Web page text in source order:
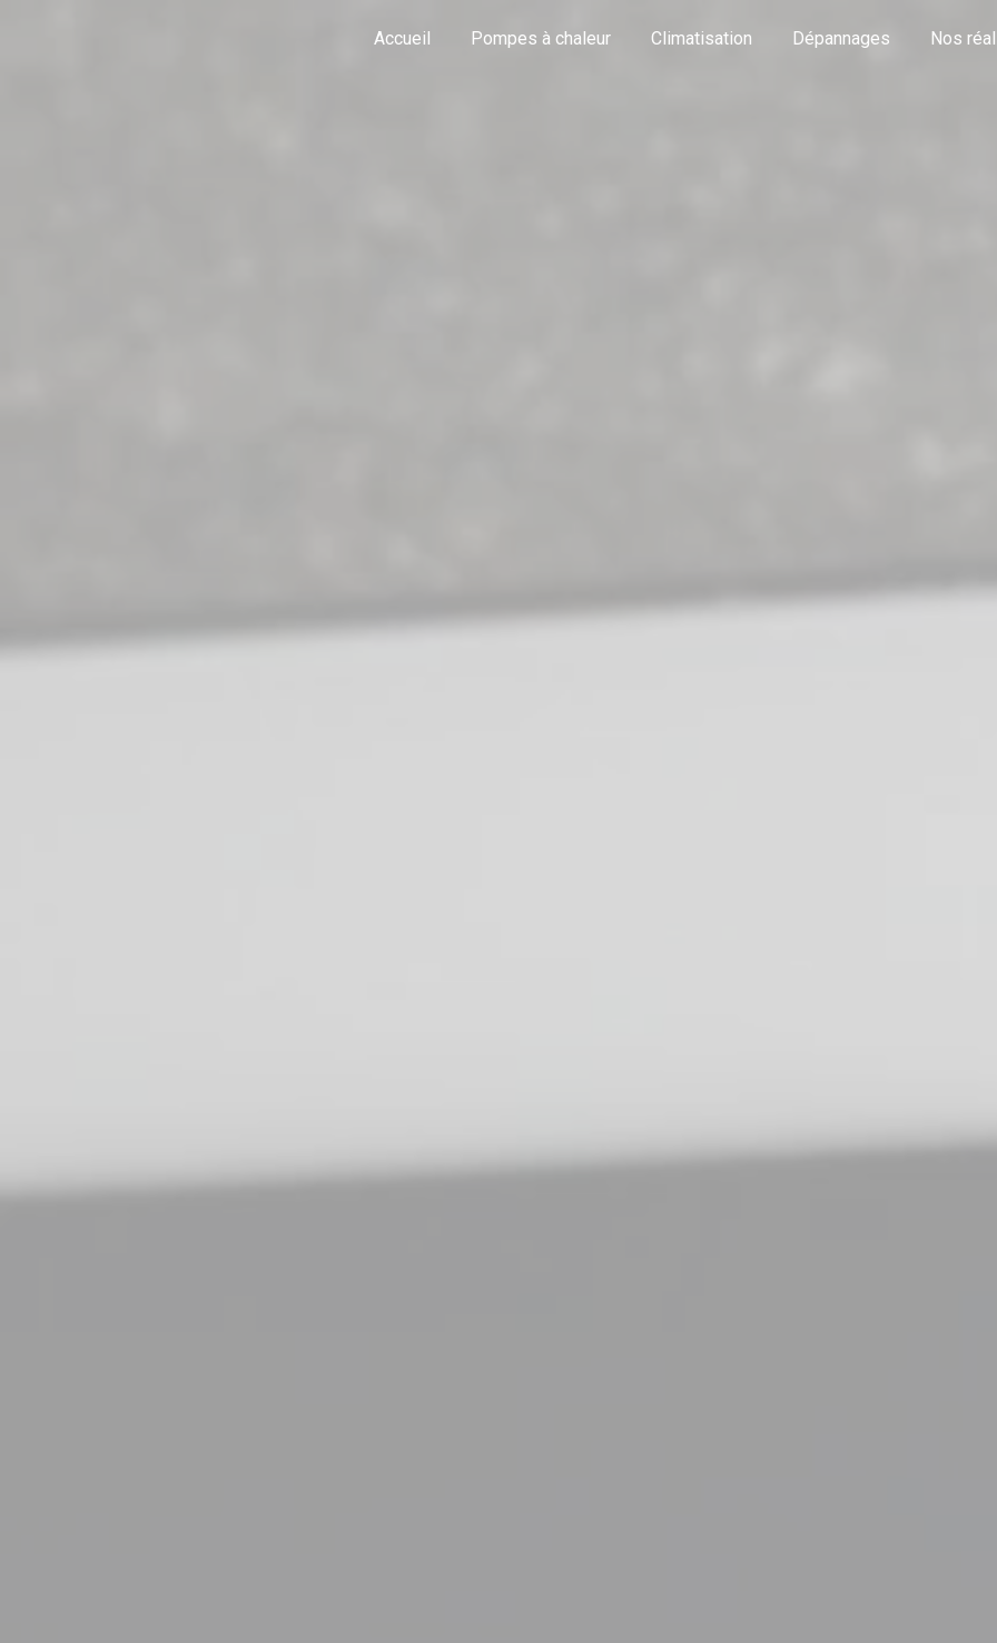
Accueil Pompes à chaleur Climatisation Dépannages Nos